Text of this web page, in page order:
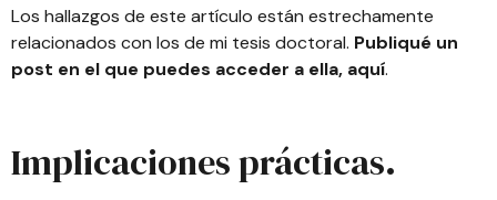
Los hallazgos de este artículo están estrechamente
relacionados con los de mi tesis doctoral. Publiqué un
post en el que puedes acceder a ella, aquí.
Implicaciones prácticas.